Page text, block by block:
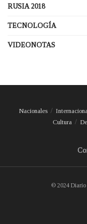
RUSIA 2018
TECNOLOGÍA
VIDEONOTAS
Nacionales
Cultura
© 2024 Diario